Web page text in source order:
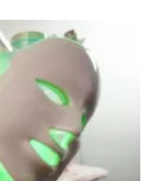
W końcu zielarstwo